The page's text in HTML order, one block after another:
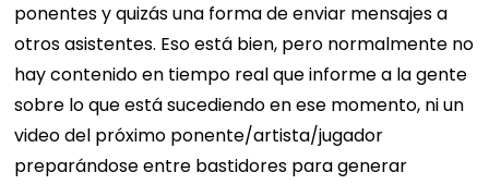
ponentes y quizás una forma de enviar mensajes a
otros asistentes. Eso está bien, pero normalmente no
hay contenido en tiempo real que informe a la gente
sobre lo que está sucediendo en ese momento, ni un
video del próximo ponente/artista/jugador
preparándose entre bastidores para generar